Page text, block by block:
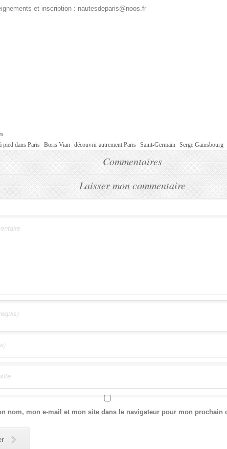
et inscription : nautesdeparis@noos.fr
pied dans Paris Boris Vian découvrir autrement Paris Saint-Germain Serge Gainsbourg
Commentaires
Laisser mon commentaire
nom, mon e-mail et mon site dans le navigateur pour mon prochain